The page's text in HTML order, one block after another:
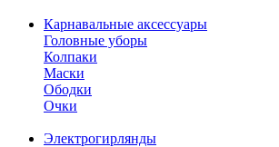
Карнавальные аксессуары
Головные уборы
Колпаки
Маски
Ободки
Очки
Электрогирлянды